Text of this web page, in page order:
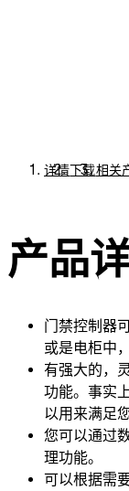
详情下载相关
产品
门禁控制器
或是电柜中
有强大的，
功能。事实
以用来满足
您可以通过
理功能。
可以根据需